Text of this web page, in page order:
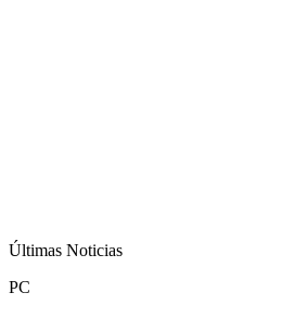
Últimas Noticias
PC